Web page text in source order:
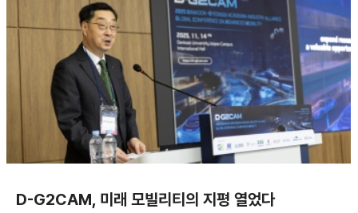
D-G2CAM, 미래 모빌리티의 지평 열었다